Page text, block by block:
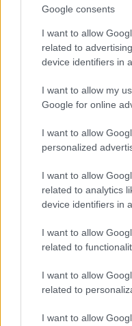
Google consents
I want to allow
related to
device identifiers in
I want to allow my
Google for online
I want to allow
personalized
I want to allow
related to analytics
device identifiers in
I want to allow
related to
I want to allow
related to
I want to allow
Gerhard
Haifa al-Manszúr
támogatná-e
Roman Paul
történet egy
kevesen
arrafelé nagy a
olaj. Érdekesnek
milyenek
hogyan élnek" -
Forrás:Hirado.hu